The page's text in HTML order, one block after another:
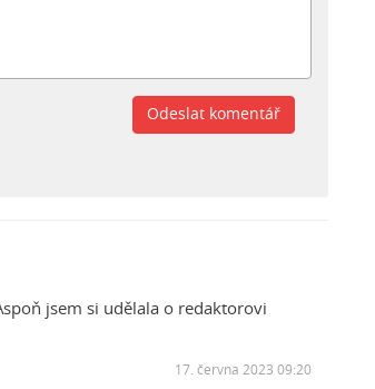
Odeslat komentář
jsem si udělala o redaktorovi
17. června 2023 09:20